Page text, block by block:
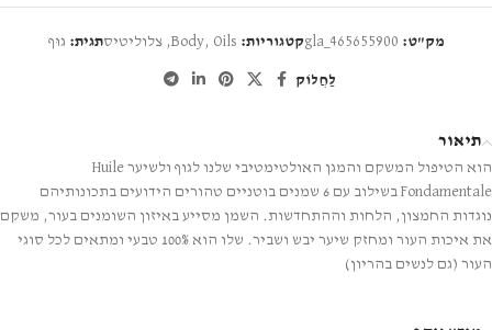
מק"ט: gla_465655900קטגוריות: Body, Oils
, צלוליטיסתגית: גוּף
לַחֲלוֹק
תיאור
הוא הטיפול המשקם והמגן האולטימטיבי שלנו לגוף ולשיער Huile
Fondamentale בשילוב עם 6 שמנים בוטניים טהורים הידועים בתכונותיהם
נוגדות החמצון, הלחות וההתחדשות. השמן מסייע באיזון השומנים בעור, משקם
את איכות העור ומחזק שיער יבש ושביר. שלו הוא 100% טבעי ומתאים לכל סוגי
העור (גם לנשים בהריון)